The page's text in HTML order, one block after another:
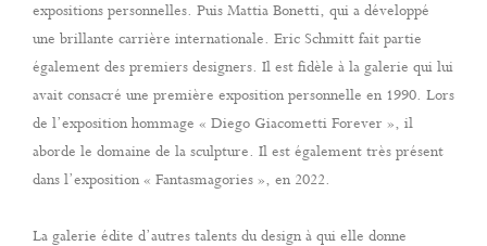
expositions personnelles. Puis Mattia Bonetti, qui a développé
une brillante carrière internationale. Eric Schmitt fait partie
également des premiers designers. Il est fidèle à la galerie qui lui
avait consacré une première exposition personnelle en 1990. Lors
de l’exposition hommage « Diego Giacometti Forever », il
aborde le domaine de la sculpture. Il est également très présent
dans l’exposition « Fantasmagories », en 2022.
La galerie édite d’autres talents du design à qui elle donne